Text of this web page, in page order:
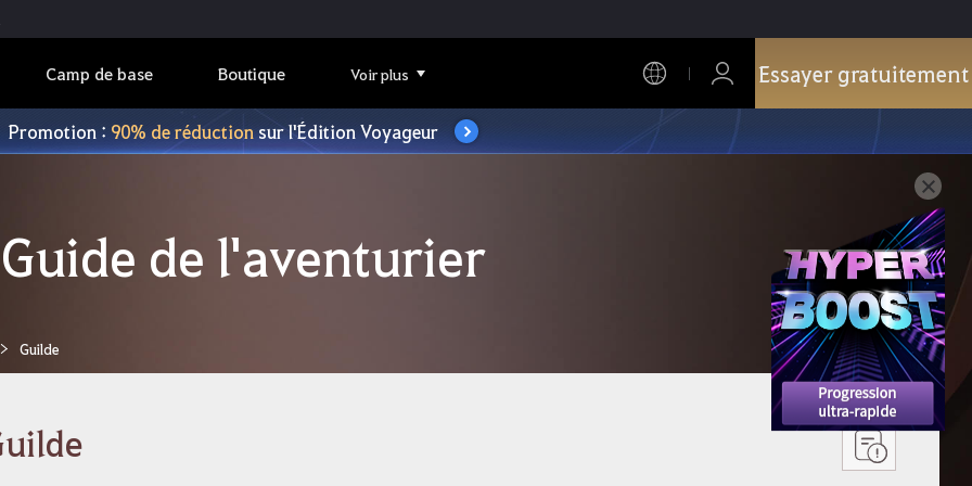
Camp de base Boutique Voir plus Essayer gratuitement
Promotion : 90% de réductionsur l'Édition Voyageur
Guide de l'aventurier
Guilde